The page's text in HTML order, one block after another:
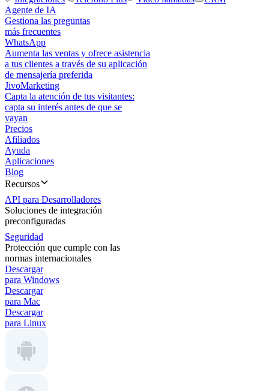
Agente de IA
Gestiona las preguntas
más frecuentes
WhatsApp
Aumenta las ventas y ofrece asistencia
a tus clientes a través de su aplicación
de mensajería preferida
JivoMarketing
Capta la atención de tus visitantes:
capta su interés antes de que se
vayan
Precios
Afiliados
Ayuda
Aplicaciones
Blog
Recursos
API para Desarrolladores
Soluciones de integración
preconfiguradas
Seguridad
Protección que cumple con las
normas internacionales
Descargar
para Windows
Descargar
para Mac
Descargar
para Linux